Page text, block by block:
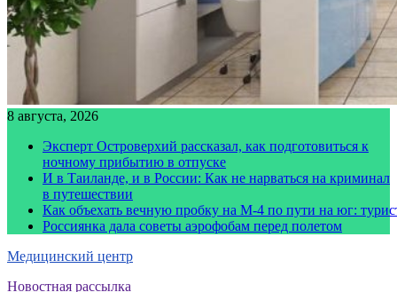
8 августа, 2026
Эксперт Островерхий рассказал, как подготовиться к
ночному прибытию в отпуске
И в Таиланде, и в России: Как не нарваться на криминал
в путешествии
Как объехать вечную пробку на М-4 по пути на юг:
Россиянка дала советы аэрофобам перед полетом
Медицинский центр
Новостная рассылка